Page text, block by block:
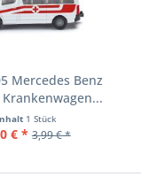
Mercedes Benz
1 Stück
€ * 3,99 € *